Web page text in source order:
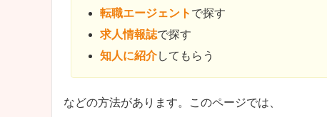
転職エージェント で探す
求人情報誌で探す
知人に紹介してもらう
などの方法があります。このページでは、